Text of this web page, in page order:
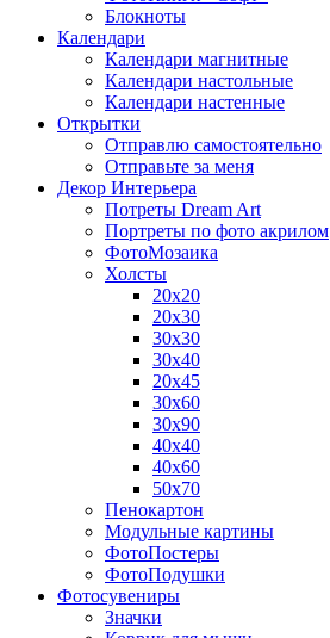
Блокноты
Календари
Календари магнитные
Календари настольные
Календари настенные
Открытки
Отправлю самостоятельно
Отправьте за меня
Декор Интерьера
Потреты Dream Art
Портреты по фото акрилом
ФотоМозаика
Холсты
20х20
20х30
30х30
30х40
20х45
30х60
30х90
40х40
40х60
50х70
Пенокартон
Модульные картины
ФотоПостеры
ФотоПодушки
Фотоcувениры
Значки